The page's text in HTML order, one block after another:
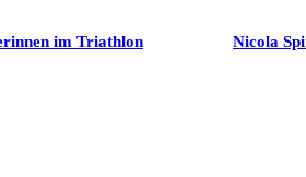
im Triathlon Nicola